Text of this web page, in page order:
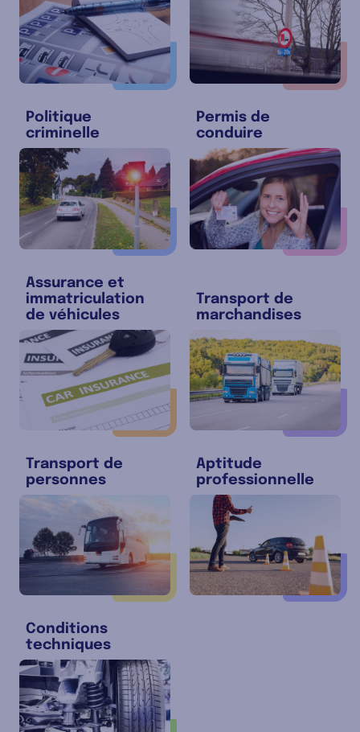
Politique
criminelle
Permis de
conduire
Assurance et
immatriculation
de véhicules
Transport de
marchandises
Transport de
personnes
Aptitude
professionnelle
Conditions
techniques